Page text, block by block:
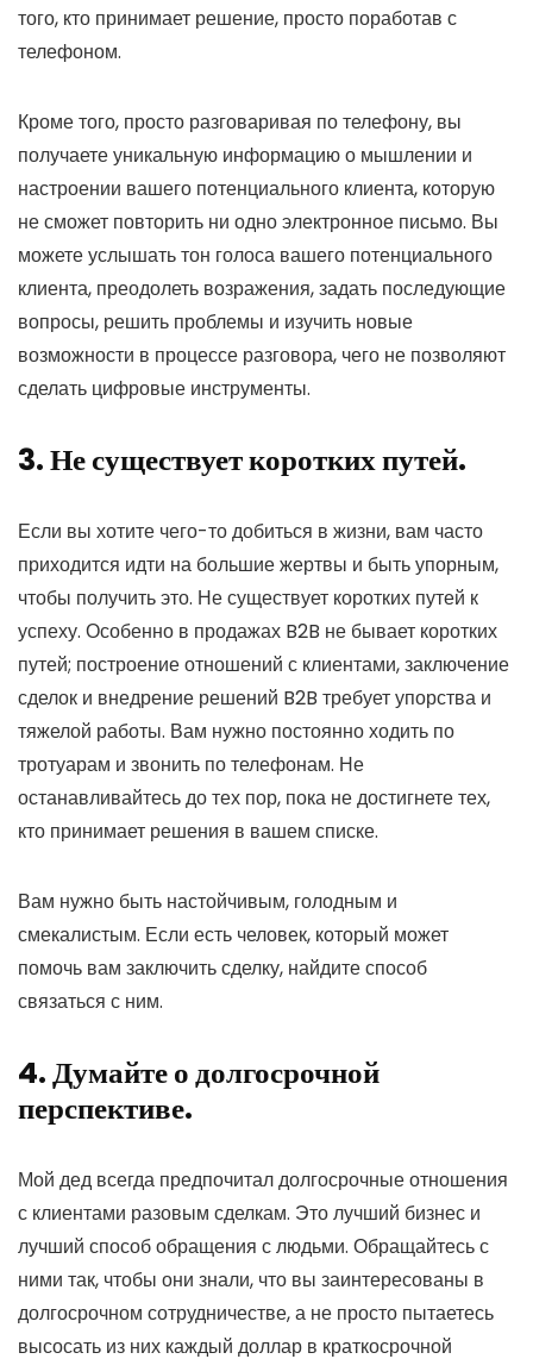
того, кто принимает решение, просто поработав с
телефоном.
Кроме того, просто разговаривая по телефону, вы
получаете уникальную информацию о мышлении и
настроении вашего потенциального клиента, которую
не сможет повторить ни одно электронное письмо. Вы
можете услышать тон голоса вашего потенциального
клиента, преодолеть возражения, задать последующие
вопросы, решить проблемы и изучить новые
возможности в процессе разговора, чего не позволяют
сделать цифровые инструменты.
3. Не существует коротких путей.
Если вы хотите чего-то добиться в жизни, вам часто
приходится идти на большие жертвы и быть упорным,
чтобы получить это. Не существует коротких путей к
успеху. Особенно в продажах B2B не бывает коротких
путей; построение отношений с клиентами, заключение
сделок и внедрение решений B2B требует упорства и
тяжелой работы. Вам нужно постоянно ходить по
тротуарам и звонить по телефонам. Не
останавливайтесь до тех пор, пока не достигнете тех,
кто принимает решения в вашем списке.
Вам нужно быть настойчивым, голодным и
смекалистым. Если есть человек, который может
помочь вам заключить сделку, найдите способ
связаться с ним.
4. Думайте о долгосрочной
перспективе.
Мой дед всегда предпочитал долгосрочные отношения
с клиентами разовым сделкам. Это лучший бизнес и
лучший способ обращения с людьми. Обращайтесь с
ними так, чтобы они знали, что вы заинтересованы в
долгосрочном сотрудничестве, а не просто пытаетесь
высосать из них каждый доллар в краткосрочной